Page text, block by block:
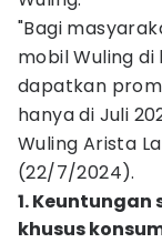
"Bagi
mobil Wuling di
dapatkan
hanya di Juli
Wuling Arista
(22/7/2024).
1. Keuntungan
khusus